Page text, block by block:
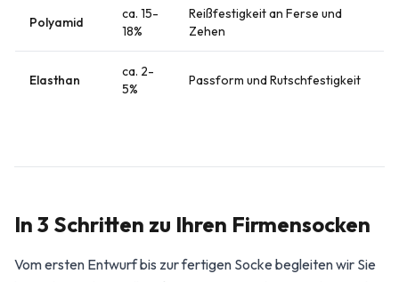
Polyamid
ca. 15-
18%
Reißfestigkeit an Ferse und
Zehen
Elasthan
ca. 2-
5%
Passform und Rutschfestigkeit
In 3 Schritten zu Ihren Firmensocken
Vom ersten Entwurf bis zur fertigen Socke begleiten wir Sie